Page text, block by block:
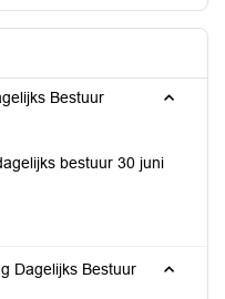
Bestuur
bestuur 30 juni
Dagelijks Bestuur